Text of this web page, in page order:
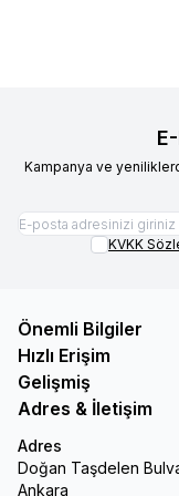
Kampanya ve
KVKK
Önemli Bilgiler
Hızlı Erişim
Gelişmiş
Adres & İletişim
Adres
Doğan Taşdelen
Ankara